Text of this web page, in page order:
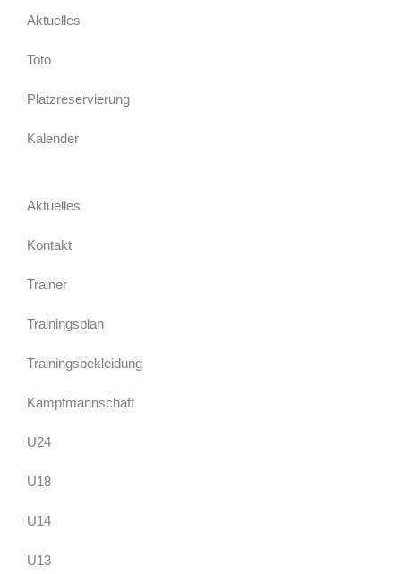
Aktuelles
Toto
Platzreservierung
Kalender
Aktuelles
Kontakt
Trainer
Trainingsplan
Trainingsbekleidung
Kampfmannschaft
U24
U18
U14
U13